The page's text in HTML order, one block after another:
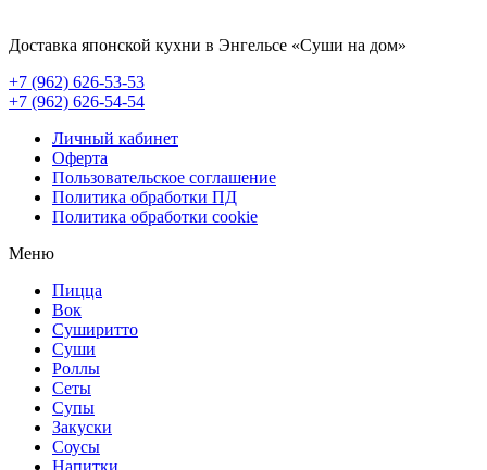
Доставка японской кухни в Энгельсе «Суши на дом»
+7 (962) 626-53-53
+7 (962) 626-54-54
Личный кабинет
Оферта
Пользовательское соглашение
Политика обработки ПД
Политика обработки cookie
Меню
Пицца
Вок
Суширитто
Суши
Роллы
Сеты
Супы
Закуски
Соусы
Напитки